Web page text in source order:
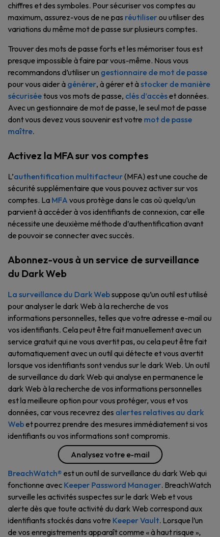
chiffres et des symboles. Pour sécuriser vos comptes au
maximum, assurez-vous de ne pas réutiliserou utiliser des
variations du même mot de passe sur plusieurs comptes.
Trouver des mots de passe forts et les mémoriser tous est
presque impossible à faire par vous-même. Nous vous
recommandons d’utiliser un gestionnaire de mot de passe
pour vous aider à générer, à gérer et à stocker de manière
sécuriséetous vos mots de passe, clés d’accèset données.
Avec un gestionnaire de mot de passe, le seul mot de passe
dont vous devez vous souvenir est votre mot de passe
maître.
Activez la MFA sur vos comptes
L’authentification multifacteur(MFA) est une couche de
sécurité supplémentaire que vous pouvez activer sur vos
comptes. La MFA vous protège dans le cas où quelqu’un
parvient à accéder à vos identifiants de connexion, car elle
nécessite une deuxième méthode d’authentification avant
de pouvoir se connecter avec succès.
Abonnez-vous à un service de surveillance
du Dark Web
La surveillance du Dark Websuppose qu’un outil est utilisé
pour analyser le dark Web à la recherche de vos
informations personnelles, telles que votre adresse e-mail ou
vos identifiants. Cela peut être fait manuellement avec un
service gratuit qui ne vous avertit pas, ou cela peut être fait
automatiquement avec un outil qui détecte et vous avertit
lorsque vos identifiants sont vendus sur le dark Web. Un outil
de surveillance du dark Web qui analyse en permanence le
dark Web à la recherche de vos informations personnelles
est la meilleure option pour vous protéger, vous et vos
données, car vous recevrez des alertes relatives au dark
Webet pourrez prendre des mesures immédiatement si vos
identifiants ou vos informations sont compromis.
Analysez votre e-mail
BreachWatch® est un outil de surveillance du dark Web qui
fonctionne avec Keeper Password Manager. BreachWatch
surveille les activités suspectes sur le dark Web et vous
alerte dès que toute activité du dark Web correspond aux
identifiants stockés dans votre Keeper Vault. Lorsque l’un
de vos enregistrements apparaît comme « à haut risque »,